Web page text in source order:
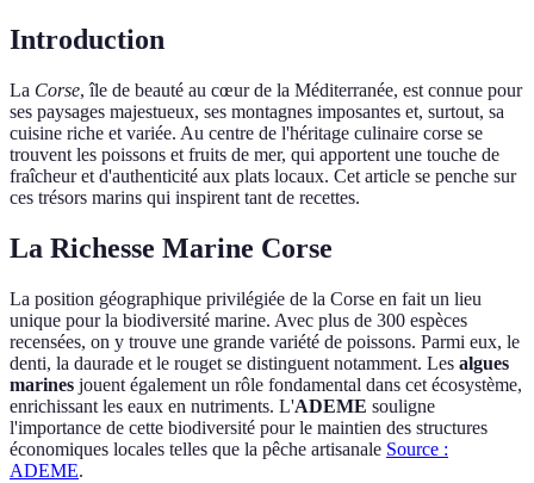
Introduction
La Corse, île de beauté au cœur de la Méditerranée, est connue pour
ses paysages majestueux, ses montagnes imposantes et, surtout, sa
cuisine riche et variée. Au centre de l'héritage culinaire corse se
trouvent les poissons et fruits de mer, qui apportent une touche de
fraîcheur et d'authenticité aux plats locaux. Cet article se penche sur
ces trésors marins qui inspirent tant de recettes.
La Richesse Marine Corse
La position géographique privilégiée de la Corse en fait un lieu
unique pour la biodiversité marine. Avec plus de 300 espèces
recensées, on y trouve une grande variété de poissons. Parmi eux, le
denti, la daurade et le rouget se distinguent notamment. Les algues
marines jouent également un rôle fondamental dans cet écosystème,
enrichissant les eaux en nutriments. L'ADEME souligne
l'importance de cette biodiversité pour le maintien des structures
économiques locales telles que la pêche artisanale Source :
ADEME.